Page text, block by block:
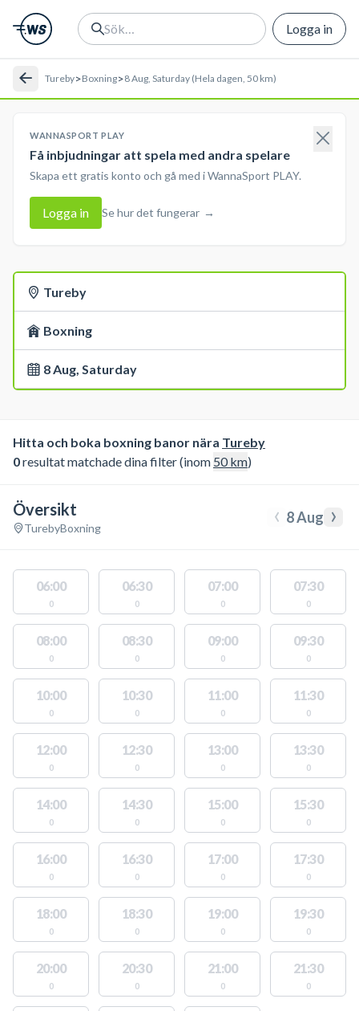
Logga in
Tureby>Boxning>8 Aug, Saturday (Hela dagen, 50 km)
WANNASPORT PLAY
Få inbjudningar att spela med andra spelare
Skapa ett gratis konto och gå med i WannaSport PLAY.
Logga in Se hur det fungerar →
Tureby
Boxning
8 Aug, Saturday
Hitta och boka boxning banor nära Tureby
0resultat matchade dina filter (inom 50km)
Översikt
TurebyBoxning ‹ 8 Aug ›
06:00
0
06:30
0
07:00
0
07:30
0
08:00
0
08:30
0
09:00
0
09:30
0
10:00
0
10:30
0
11:00
0
11:30
0
12:00
0
12:30
0
13:00
0
13:30
0
14:00
0
14:30
0
15:00
0
15:30
0
16:00
0
16:30
0
17:00
0
17:30
0
18:00
0
18:30
0
19:00
0
19:30
0
20:00
0
20:30
0
21:00
0
21:30
0